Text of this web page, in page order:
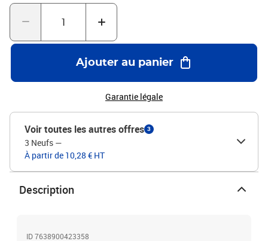
Ajouter au panier
Garantie légale
Voir toutes les autres offres 3
3 Neufs —
À partir de 10,28 € HT
Description
ID 7638900423358